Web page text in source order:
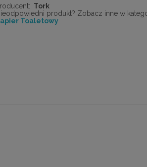
Tork
produkt? Zobacz inne w
Toaletowy